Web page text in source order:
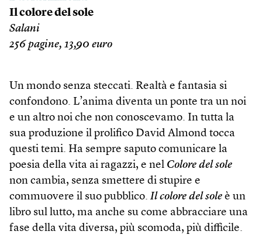
Il colore del sole
Salani
256 pagine, 13,90 euro
Un mondo senza steccati. Realtà e fantasia si
confondono. L’anima diventa un ponte tra un noi
e un altro noi che non conoscevamo. In tutta la
sua produzione il prolifico David Almond tocca
questi temi. Ha sempre saputo comunicare la
poesia della vita ai ragazzi, e nel Colore del sole
non cambia, senza smettere di stupire e
commuovere il suo pubblico. Il colore del sole è un
libro sul lutto, ma anche su come abbracciare una
fase della vita diversa, più scomoda, più difficile.